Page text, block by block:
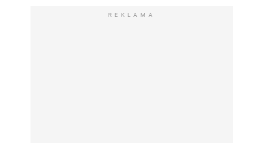
REKLAMA